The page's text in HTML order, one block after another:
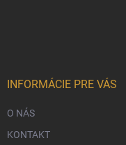
INFORMÁCIE PRE VÁS
O NÁS
KONTAKT